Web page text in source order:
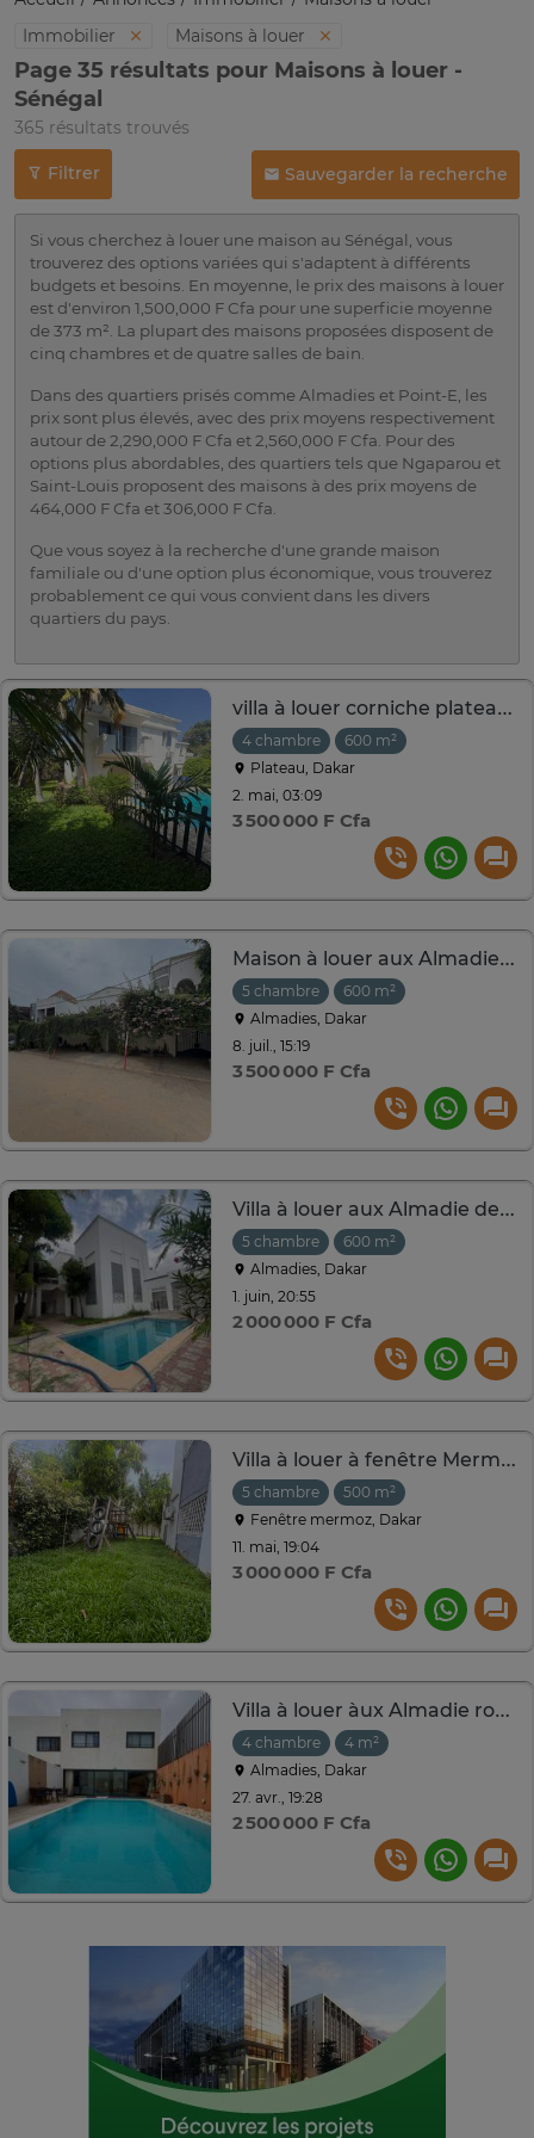
Immobilier
Maisons à louer
Page 35 résultats pour Maisons à louer -
Sénégal
365 résultats trouvés
Filtrer Sauvegarder la recherche
Si vous cherchez à louer une maison au Sénégal, vous
trouverez des options variées qui s'adaptent à différents
budgets et besoins. En moyenne, le prix des maisons à louer
est d'environ 1,500,000 F Cfa pour une superficie moyenne
de 373 m². La plupart des maisons proposées disposent de
cinq chambres et de quatre salles de bain.
Dans des quartiers prisés comme Almadies et Point-E, les
prix sont plus élevés, avec des prix moyens respectivement
autour de 2,290,000 F Cfa et 2,560,000 F Cfa. Pour des
options plus abordables, des quartiers tels que Ngaparou et
Saint-Louis proposent des maisons à des prix moyens de
464,000 F Cfa et 306,000 F Cfa.
Que vous soyez à la recherche d'une grande maison
familiale ou d'une option plus économique, vous trouverez
probablement ce qui vous convient dans les divers
quartiers du pays.
villa à louer corniche plateau 4 chambres salon
4 chambre
600 m²
Plateau, Dakar
2. mai, 03:09
3 500 000 F Cfa
Maison à louer aux Almadie en face casino City sport
5 chambre
600 m²
Almadies, Dakar
8. juil., 15:19
3 500 000 F Cfa
Villa à louer aux Almadie derrière Philippe Moris
5 chambre
600 m²
Almadies, Dakar
1. juin, 20:55
2 000 000 F Cfa
Villa à louer à fenêtre Mermoz à côté de l’école américain
5 chambre
500 m²
Fenêtre mermoz, Dakar
11. mai, 19:04
3 000 000 F Cfa
Villa à louer àux Almadie route méridienne 4 chambres
4 chambre
4 m²
Almadies, Dakar
27. avr., 19:28
2 500 000 F Cfa